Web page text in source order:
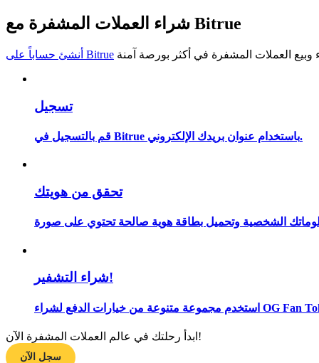
كن متداول نسخ
استمتع بتقاسم الأرباح وعمولات نسخ التداول
معلومة
شراء العملات المشفرة مع Bitrue
أنشئ حساباً على Bitrue
تسجيل
قم بالتسجيل في Bitrue باستخدام عنوان بريدك الإلكتروني.
تحقق من هويتك
شراء التشفير!
ابدأ رحلتك في عالم العملات المشفرة الآن!
سجل الآن